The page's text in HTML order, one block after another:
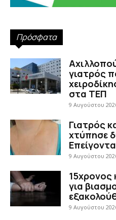
Πρόσφατα
γιατρός
στα ΤΕΠ
9 Αυγούστου
Γιατρός
χτύπησε
9 Αυγούστου
15χρονος
για
9 Αυγούστου